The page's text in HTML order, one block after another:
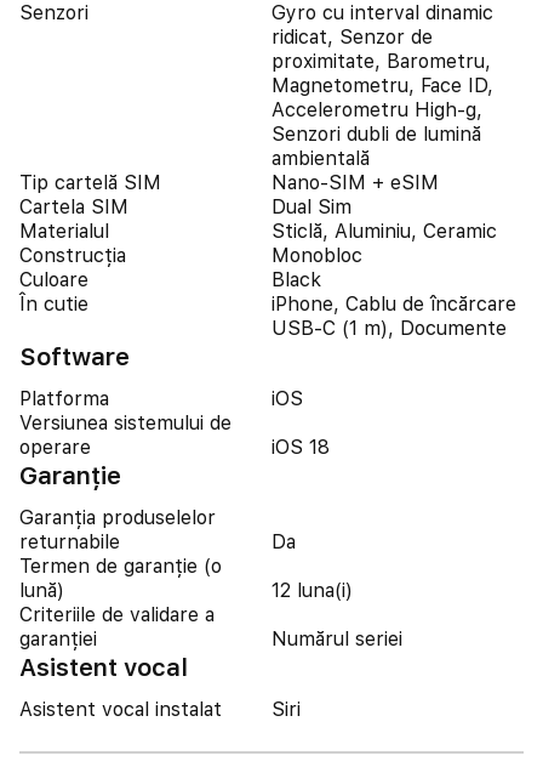
Senzori
Gyro cu interval dinamic
ridicat, Senzor de
proximitate, Barometru,
Magnetometru, Face ID,
Accelerometru High-g,
Senzori dubli de lumină
ambientală
Tip cartelă SIM
Nano-SIM + eSIM
Cartela SIM
Dual Sim
Materialul
Sticlă, Aluminiu, Ceramic
Construcția
Monobloc
Culoare
Black
În cutie
iPhone, Cablu de încărcare
USB-C (1 m), Documente
Software
Platforma
iOS
Versiunea sistemului de
operare
iOS 18
Garanție
Garanția produselelor
returnabile
Da
Termen de garanție (o
lună)
12 luna(i)
Criteriile de validare a
garanției
Numărul seriei
Asistent vocal
Asistent vocal instalat Siri